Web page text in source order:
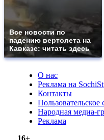
Все новости по
падению вертолета на
Кавказе: читать здесь
О нас
Реклама на
Контакты
Пользовательское
Народная медиа-
Реклама